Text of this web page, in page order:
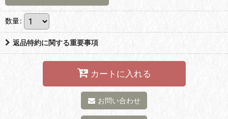
数量:
返品特約に関する重要事項
カートに入れる
お問い合わせ